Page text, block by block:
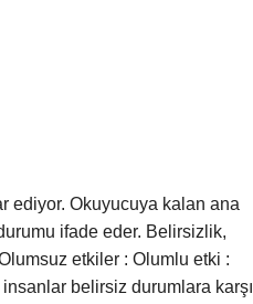
ediyor. Okuyucuya kalan ana
ifade eder. Belirsizlik,
etkiler : Olumlu etki :
belirsiz durumlara karşı